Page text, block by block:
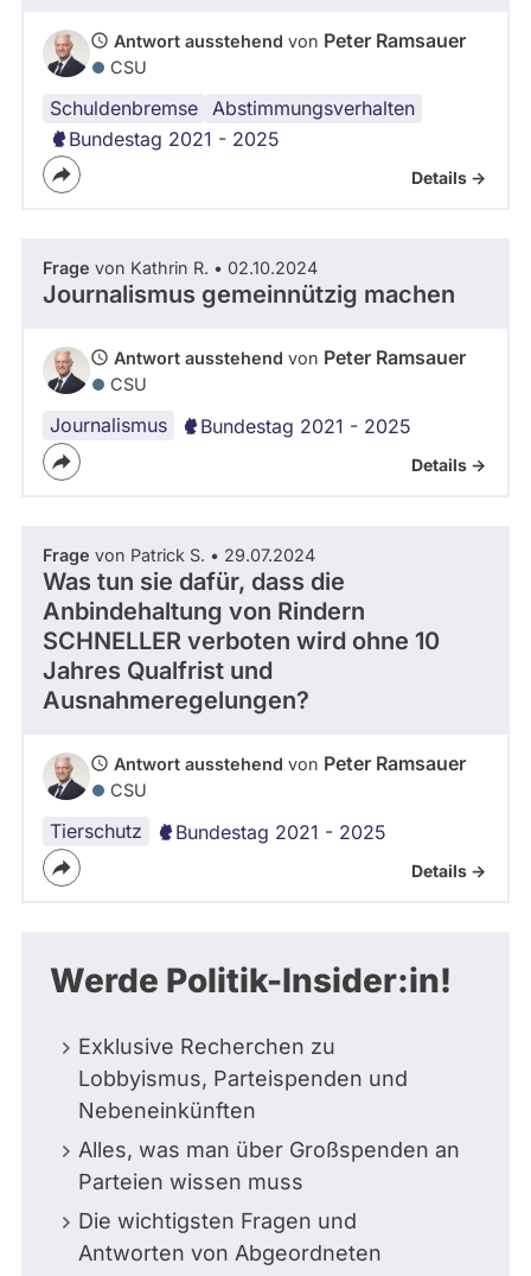
Antwort ausstehend von Peter Ramsauer
CSU
Schuldenbremse Abstimmungsverhalten
Bundestag 2021 - 2025
Details ->
Frage von Kathrin R. • 02.10.2024
Journalismus gemeinnützig machen
Antwort ausstehend von Peter Ramsauer
CSU
Journalismus Bundestag 2021 - 2025
Details ->
Frage von Patrick S. • 29.07.2024
Was tun sie dafür, dass die
Anbindehaltung von Rindern
SCHNELLER verboten wird ohne 10
Jahres Qualfrist und
Ausnahmeregelungen?
Antwort ausstehend von Peter Ramsauer
CSU
Tierschutz Bundestag 2021 - 2025
Details ->
Werde Politik-Insider:in!
Exklusive Recherchen zu
Lobbyismus, Parteispenden und
Nebeneinkünften
Alles, was man über Großspenden an
Parteien wissen muss
Die wichtigsten Fragen und
Antworten von Abgeordneten